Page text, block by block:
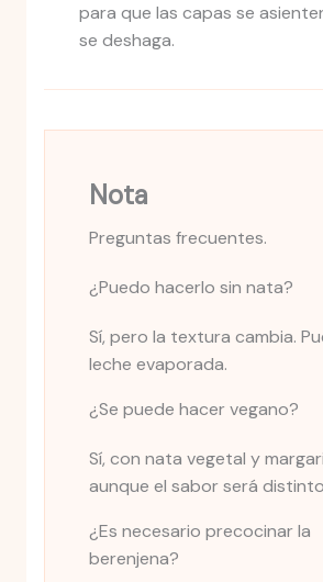
para que las capas se
se deshaga.
Nota
Preguntas frecuentes.
¿Puedo hacerlo sin nata?
Sí, pero la textura cambia.
leche evaporada.
¿Se puede hacer vegano?
Sí, con nata vegetal y
aunque el sabor será
¿Es necesario precocinar la
berenjena?